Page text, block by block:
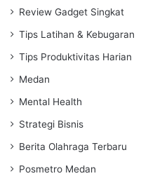
Review Gadget Singkat
Tips Latihan & Kebugaran
Tips Produktivitas Harian
Medan
Mental Health
Strategi Bisnis
Berita Olahraga Terbaru
Posmetro Medan